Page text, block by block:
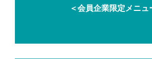
＜会員企業限定メニュ